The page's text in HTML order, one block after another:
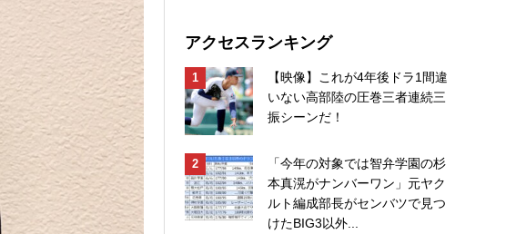
アクセスランキング
【映像】これが4年後ドラ1間違
いない高部陸の圧巻三者連続三
振シーンだ！
「今年の対象では智弁学園の杉
本真滉がナンバーワン」元ヤク
ルト編成部長がセンバツで見つ
けたBIG3以外...